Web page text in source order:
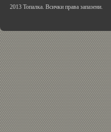
2013 Топалка. Всички права запазени.